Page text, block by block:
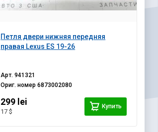
Петля двери нижняя передняя
правая Lexus ES 19-26
Арт.941321
Ориг. номер6873002080
299 lei
17 $
Купить